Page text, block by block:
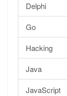
Delphi
Go
Hacking
Java
JavaScript